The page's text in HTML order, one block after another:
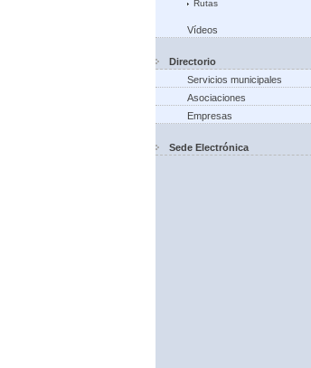
Rutas
Vídeos
Directorio
Servicios municipales
Asociaciones
Empresas
Sede Electrónica